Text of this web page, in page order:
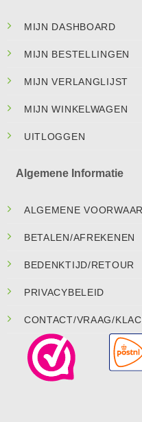
MIJN DASHBOARD
MIJN BESTELLINGEN
MIJN VERLANGLIJST
MIJN WINKELWAGEN
UITLOGGEN
Algemene Informatie
ALGEMENE
BETALEN/AFREKENEN
BEDENKTIJD/RETOUR
PRIVACYBELEID
CONTACT/VRAAG/